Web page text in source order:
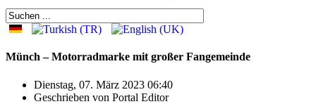
Münch – Motorradmarke mit großer Fangemeinde
Dienstag, 07. März 2023 06:40
Geschrieben von Portal Editor